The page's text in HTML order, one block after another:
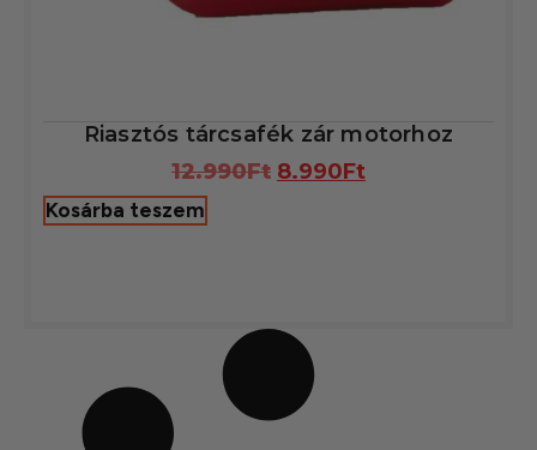
Riasztós tárcsafék zár motorhoz
12.990Ft 8.990Ft
Kosárba teszem